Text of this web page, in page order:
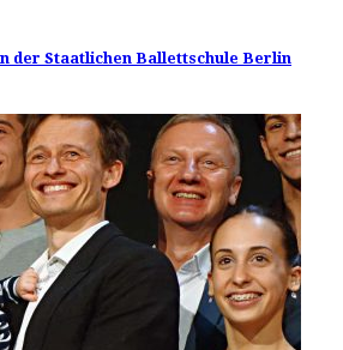
der Staatlichen Ballettschule Berlin